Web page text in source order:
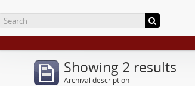
Showing 2 results
Archival description